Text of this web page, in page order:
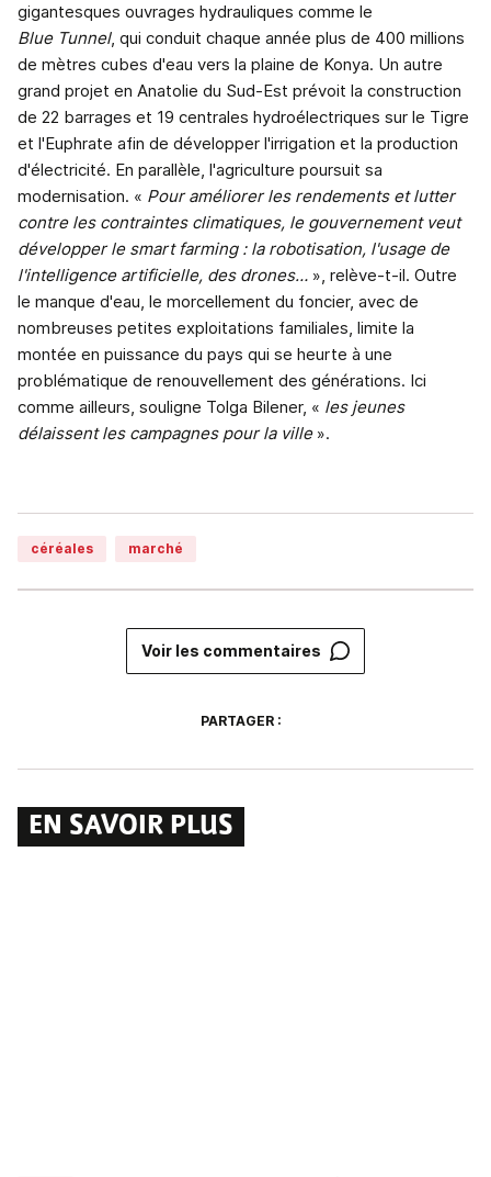
gigantesques ouvrages hydrauliques comme le
Blue Tunnel, qui conduit chaque année plus de 400 millions
de mètres cubes d'eau vers la plaine de Konya. Un autre
grand projet en Anatolie du Sud-Est prévoit la construction
de 22 barrages et 19 centrales hydroélectriques sur le Tigre
et l'Euphrate afin de développer l'irrigation et la production
d'électricité. En parallèle, l'agriculture poursuit sa
modernisation. « Pour améliorer les rendements et lutter
contre les contraintes climatiques, le gouvernement veut
développer le smart farming : la robotisation, l'usage de
l'intelligence artificielle, des drones… », relève-t-il. Outre
le manque d'eau, le morcellement du foncier, avec de
nombreuses petites exploitations familiales, limite la
montée en puissance du pays qui se heurte à une
problématique de renouvellement des générations. Ici
comme ailleurs, souligne Tolga Bilener, « les jeunes
délaissent les campagnes pour la ville».
céréales marché
Voir les commentaires
PARTAGER :
EN SAVOIR PLUS